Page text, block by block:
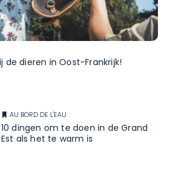
de dieren in Oost-Frankrijk!
AU BORD DE L'EAU
10 dingen om te doen in de Grand
Est als het te warm is